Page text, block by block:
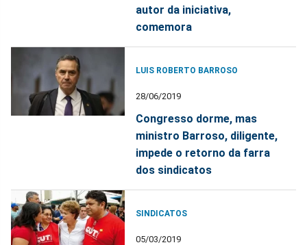
autor da iniciativa,
comemora
LUIS ROBERTO BARROSO
28/06/2019
Congresso dorme, mas
ministro Barroso, diligente,
impede o retorno da farra
dos sindicatos
SINDICATOS
05/03/2019